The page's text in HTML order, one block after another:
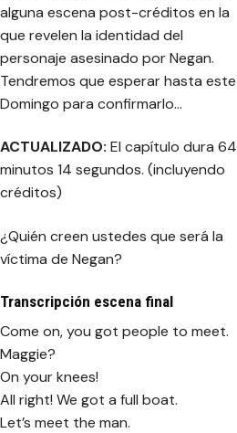
alguna escena post-créditos en la
que revelen la identidad del
personaje asesinado por Negan.
Tendremos que esperar hasta este
Domingo para confirmarlo…
ACTUALIZADO: El capítulo dura 64
minutos 14 segundos. (incluyendo
créditos)
¿Quién creen ustedes que será la
víctima de Negan?
Transcripción escena final
Come on, you got people to meet.
Maggie?
On your knees!
All right! We got a full boat.
Let’s meet the man.